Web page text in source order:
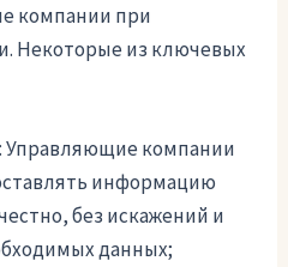
компании при
Некоторые из ключевых
Управляющие компании
информацию
без искажений и
данных;